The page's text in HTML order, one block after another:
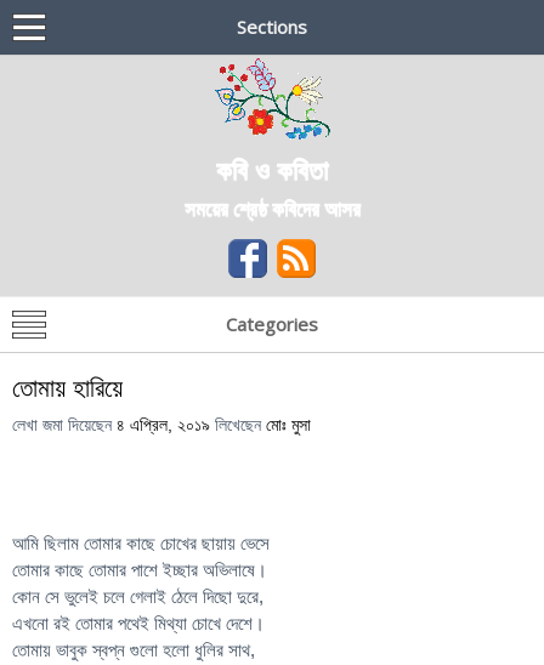
Sections
কবি ও কবিতা
সময়ের শ্রেষ্ঠ কবিদের আসর
Categories
তোমায় হারিয়ে
লেখা জমা দিয়েছেন ৪ এপ্রিল, ২০১৯ লিখেছেন মোঃ মুসা
আমি ছিলাম তোমার কাছে চোখের ছায়ায় ভেসে
তোমার কাছে তোমার পাশে ইচ্ছার অভিলাষে।
কোন সে ভুলেই চলে গেলাই ঠেলে দিছো দুরে,
এখনো রই তোমার পথেই মিথ্যা চোখে দেশে।
তোমায় ভাবুক স্বপ্ন গুলো হলো ধুলির সাথ,